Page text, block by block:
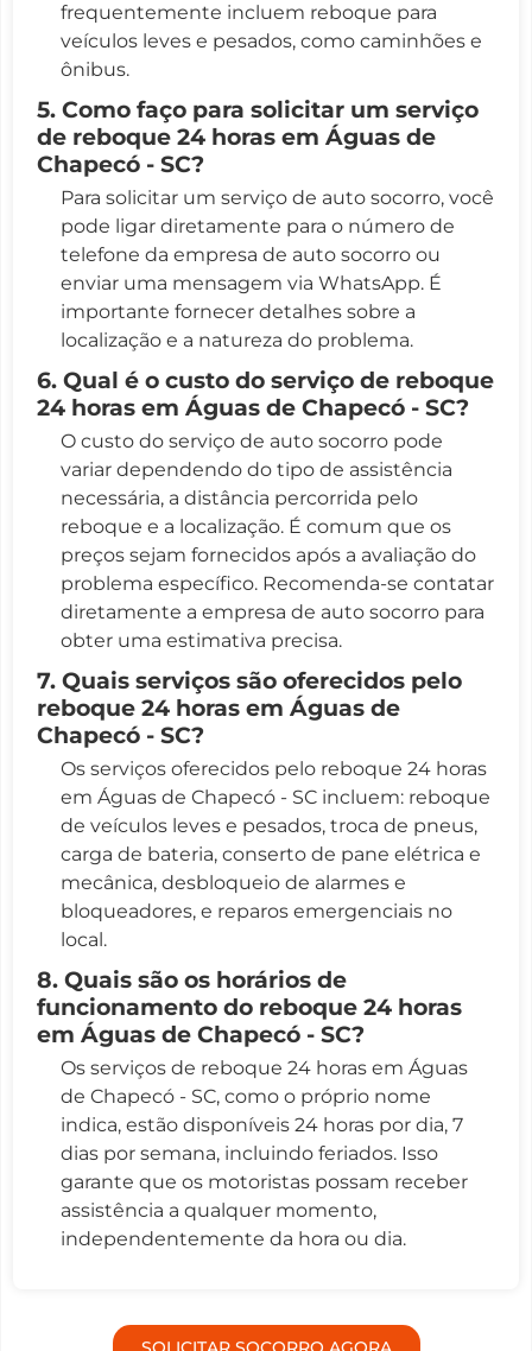
frequentemente incluem reboque para
veículos leves e pesados, como caminhões e
ônibus.
5. Como faço para solicitar um serviço
de reboque 24 horas em Águas de
Chapecó - SC?
Para solicitar um serviço de auto socorro, você
pode ligar diretamente para o número de
telefone da empresa de auto socorro ou
enviar uma mensagem via WhatsApp. É
importante fornecer detalhes sobre a
localização e a natureza do problema.
6. Qual é o custo do serviço de reboque
24 horas em Águas de Chapecó - SC?
O custo do serviço de auto socorro pode
variar dependendo do tipo de assistência
necessária, a distância percorrida pelo
reboque e a localização. É comum que os
preços sejam fornecidos após a avaliação do
problema específico. Recomenda-se contatar
diretamente a empresa de auto socorro para
obter uma estimativa precisa.
7. Quais serviços são oferecidos pelo
reboque 24 horas em Águas de
Chapecó - SC?
Os serviços oferecidos pelo reboque 24 horas
em Águas de Chapecó - SC incluem: reboque
de veículos leves e pesados, troca de pneus,
carga de bateria, conserto de pane elétrica e
mecânica, desbloqueio de alarmes e
bloqueadores, e reparos emergenciais no
local.
8. Quais são os horários de
funcionamento do reboque 24 horas
em Águas de Chapecó - SC?
Os serviços de reboque 24 horas em Águas
de Chapecó - SC, como o próprio nome
indica, estão disponíveis 24 horas por dia, 7
dias por semana, incluindo feriados. Isso
garante que os motoristas possam receber
assistência a qualquer momento,
independentemente da hora ou dia.